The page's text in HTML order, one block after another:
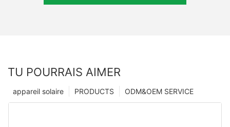
TU POURRAIS AIMER
ODM&OEM SERVICE
PRODUCTS
appareil solaire